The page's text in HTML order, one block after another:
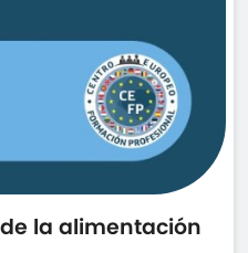
la alimentación